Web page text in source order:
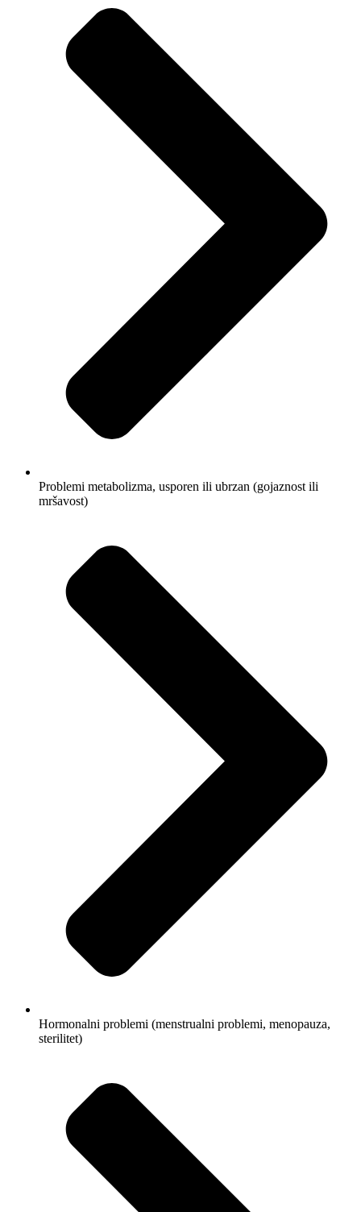
Problemi metabolizma, usporen ili ubrzan (gojaznost ili
mršavost)
Hormonalni problemi (menstrualni problemi, menopauza,
sterilitet)